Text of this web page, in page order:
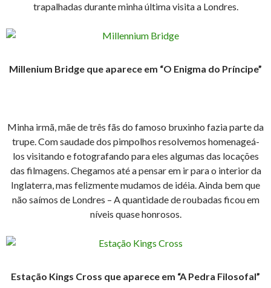
trapalhadas durante minha última visita a Londres.
Millenium Bridge que aparece em “O Enigma do Príncipe”
Minha irmã, mãe de três fãs do famoso bruxinho fazia parte da
trupe. Com saudade dos pimpolhos resolvemos homenageá-
los visitando e fotografando para eles algumas das locações
das filmagens. Chegamos até a pensar em ir para o interior da
Inglaterra, mas felizmente mudamos de idéia. Ainda bem que
não saímos de Londres – A quantidade de roubadas ficou em
níveis quase honrosos.
Estação Kings Cross que aparece em “A Pedra Filosofal”